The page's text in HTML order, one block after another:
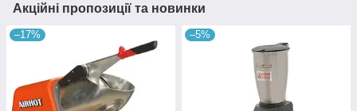
Акційні пропозиції та новинки
–17% –5%